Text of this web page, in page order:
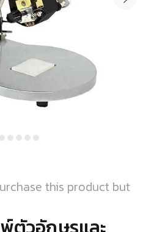
this product but